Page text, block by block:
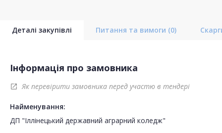
Деталі закупівлі Питання та вимоги (0)
Інформація про замовника
open_in_new Як перевірити замовника перед участю в тендері
Найменування:
ДП "Іллінецький державний аграрний коледж"